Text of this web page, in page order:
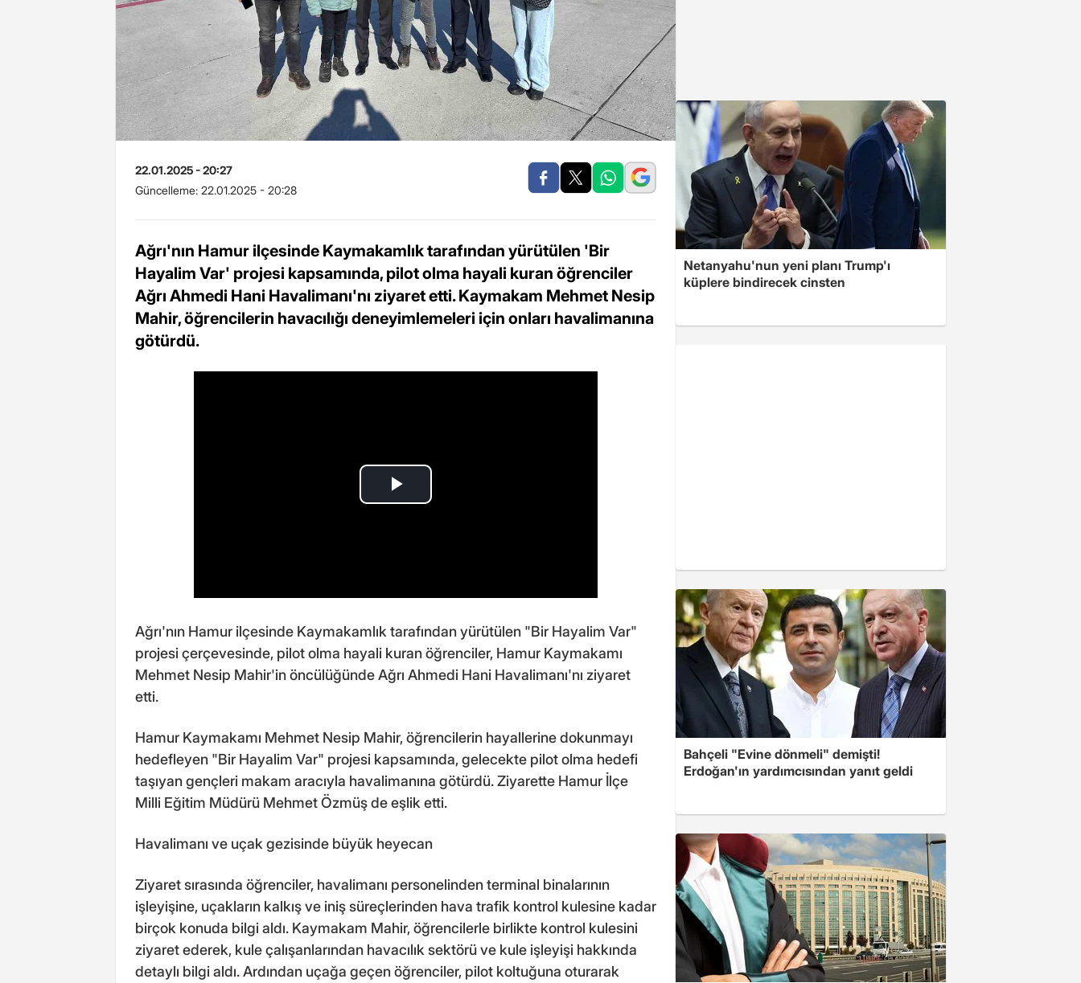
22.01.2025 - 20:27
Güncelleme: 22.01.2025 - 20:28
Ağrı'nın Hamur ilçesinde Kaymakamlık tarafından yürütülen 'Bir
Hayalim Var' projesi kapsamında, pilot olma hayali kuran öğrenciler
Ağrı Ahmedi Hani Havalimanı'nı ziyaret etti. Kaymakam Mehmet Nesip
Mahir, öğrencilerin havacılığı deneyimlemeleri için onları havalimanına
götürdü.
Ağrı'nın Hamur ilçesinde Kaymakamlık tarafından yürütülen "Bir Hayalim Var"
projesi çerçevesinde, pilot olma hayali kuran öğrenciler, Hamur Kaymakamı
Mehmet Nesip Mahir'in öncülüğünde Ağrı Ahmedi Hani Havalimanı'nı ziyaret
etti.
Hamur Kaymakamı Mehmet Nesip Mahir, öğrencilerin hayallerine dokunmayı
hedefleyen "Bir Hayalim Var" projesi kapsamında, gelecekte pilot olma hedefi
taşıyan gençleri makam aracıyla havalimanına götürdü. Ziyarette Hamur İlçe
Milli Eğitim Müdürü Mehmet Özmüş de eşlik etti.
Havalimanı ve uçak gezisinde büyük heyecan
Ziyaret sırasında öğrenciler, havalimanı personelinden terminal binalarının
işleyişine, uçakların kalkış ve iniş süreçlerinden hava trafik kontrol kulesine kadar
birçok konuda bilgi aldı. Kaymakam Mahir, öğrencilerle birlikte kontrol kulesini
ziyaret ederek, kule çalışanlarından havacılık sektörü ve kule işleyişi hakkında
detaylı bilgi aldı. Ardından uçağa geçen öğrenciler, pilot koltuğuna oturarak
Netanyahu'nun yeni planı Trump'ı
küplere bindirecek cinsten
Bahçeli "Evine dönmeli" demişti!
Erdoğan'ın yardımcısından yanıt geldi